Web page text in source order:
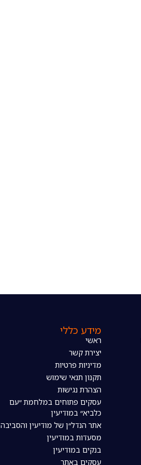
מידע כללי
ראשי
יצירת קשר
מדיניות פרטיות
תקנון תנאי שימוש
הצהרת נגישות
עסקים פתוחים במלחמת ״עם
כלביא״ במודיעין
אתר הנדל״ן של מודיעין והסביבה
מסעדות במודיעין
בנקים במודיעין
עסקים באתר